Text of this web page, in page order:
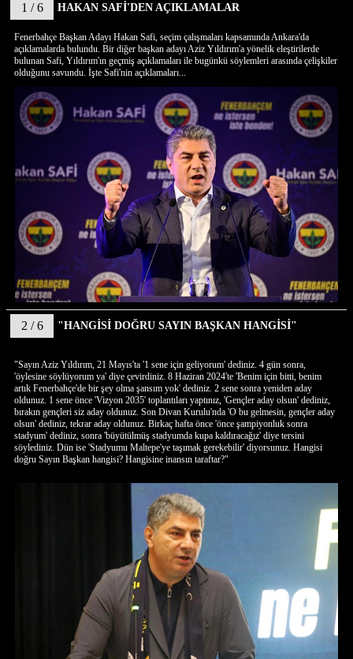
1 / 6 HAKAN SAFİ'DEN AÇIKLAMALAR
Fenerbahçe Başkan Adayı Hakan Safi, seçim çalışmaları kapsamında Ankara'da
açıklamalarda bulundu. Bir diğer başkan adayı Aziz Yıldırım'a yönelik eleştirilerde
bulunan Safi, Yıldırım'ın geçmiş açıklamaları ile bugünkü söylemleri arasında çelişkiler
olduğunu savundu. İşte Safi'nin açıklamaları...
2 / 6 "HANGİSİ DOĞRU SAYIN BAŞKAN HANGİSİ"
"Sayın Aziz Yıldırım, 21 Mayıs'ta '1 sene için geliyorum' dediniz. 4 gün sonra,
'öylesine söylüyorum ya' diye çevirdiniz. 8 Haziran 2024'te 'Benim için bitti, benim
artık Fenerbahçe'de bir şey olma şansım yok' dediniz. 2 sene sonra yeniden aday
oldunuz. 1 sene önce 'Vizyon 2035' toplantıları yaptınız, 'Gençler aday olsun' dediniz,
bırakın gençleri siz aday oldunuz. Son Divan Kurulu'nda 'O bu gelmesin, gençler aday
olsun' dediniz, tekrar aday oldunuz. Birkaç hafta önce 'önce şampiyonluk sonra
stadyum' dediniz, sonra 'büyütülmüş stadyumda kupa kaldıracağız' diye tersini
söylediniz. Dün ise 'Stadyumu Maltepe'ye taşımak gerekebilir' diyorsunuz. Hangisi
doğru Sayın Başkan hangisi? Hangisine inansın taraftar?"